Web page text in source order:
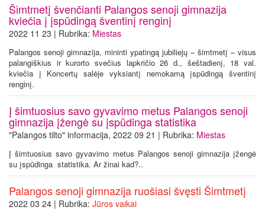
Šimtmetį švenčianti Palangos senoji gimnazija
kviečia į įspūdingą šventinį renginį
2022 11 23 | Rubrika: Miestas
Palangos senoji gimnazija, mininti ypatingą jubiliejų – šimtmetį – visus
palangiškius ir kurorto svečius lapkričio 26 d., šeštadienį, 18 val.
kviečia į Koncertų salėje vyksiantį nemokamą įspūdingą šventinį
renginį.
Į šimtuosius savo gyvavimo metus Palangos senoji
gimnazija įžengė su įspūdinga statistika
"Palangos tilto" informacija, 2022 09 21 | Rubrika: Miestas
Į šimtuosius savo gyvavimo metus Palangos senoji gimnazija įžengė
su įspūdinga statistika. Ar žinai kad?..
Palangos senoji gimnazija ruošiasi švęsti Šimtmetį
2022 03 24 | Rubrika: Jūros vaikai